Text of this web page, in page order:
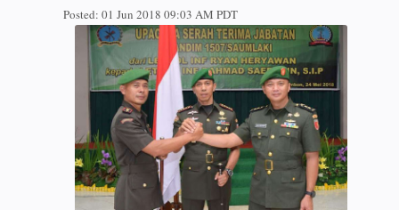
Posted: 01 Jun 2018 09:03 AM PDT